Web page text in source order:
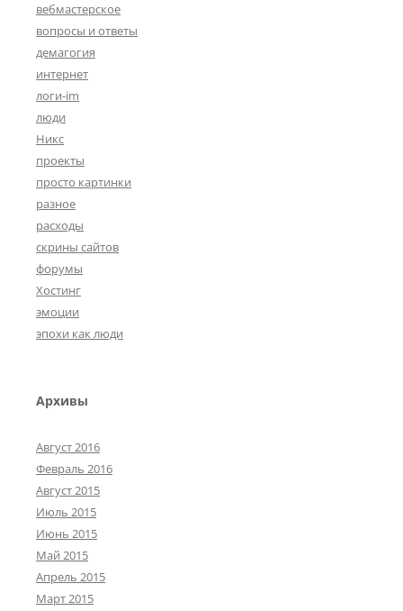
вебмастерское
вопросы и ответы
демагогия
интернет
логи-im
люди
Никс
проекты
просто картинки
разное
расходы
скрины сайтов
форумы
Хостинг
эмоции
эпохи как люди
Архивы
Август 2016
Февраль 2016
Август 2015
Июль 2015
Июнь 2015
Май 2015
Апрель 2015
Март 2015